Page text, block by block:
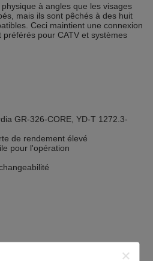
à angles que les visages
mais ils sont pêchés à des huit
Ceci maintient une connexion
pour CATV et systèmes
GR-326-CORE, YD-T 1272.3-
de rendement élevé
pour l'opération